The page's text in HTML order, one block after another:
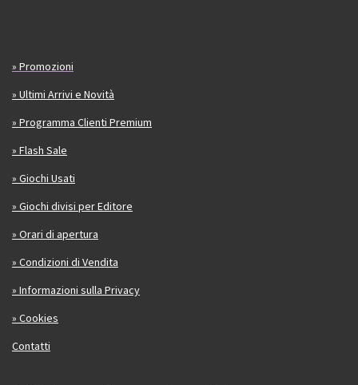
» Promozioni
» Ultimi Arrivi e Novità
» Programma Clienti Premium
» Flash Sale
» Giochi Usati
» Giochi divisi per Editore
» Orari di apertura
» Condizioni di Vendita
» Informazioni sulla Privacy
» Cookies
Contatti